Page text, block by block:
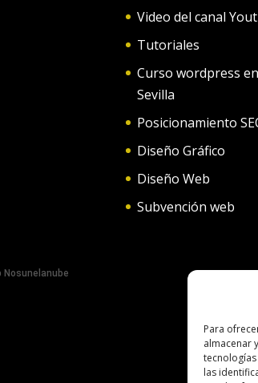
Para
almacenar
las
Video del canal
Tutoriales
Curso wordpress en
Sevilla
Posicionamiento
Diseño Gráfico
Diseño Web
Subvención web